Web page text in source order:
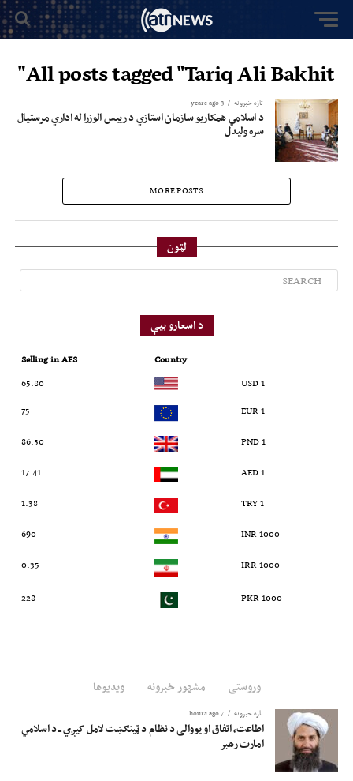
All posts tagged "Tariq Ali Bakhit"
تازه خبرونه 3 years ago
د اسلامي همکاریو سازمان استازي د رییس الوزرا له اداري مرستیال
سره ولیدل
MORE POSTS
لټون
د اسعارو بیې
Country
Selling in AFS
1 USD
65.80
1 EUR
75
1 PND
86.50
1 AED
17.41
1 TRY
1.38
1000 INR
690
1000 IRR
0.35
1000 PKR
228
وروستی مشهور خبرونه ویدیوها
تازه خبرونه 7 hours ago
اطاعت، اتفاق او یووالی د نظام د ټینګښت لامل کیږي ــ د اسلامي
امارت رهبر